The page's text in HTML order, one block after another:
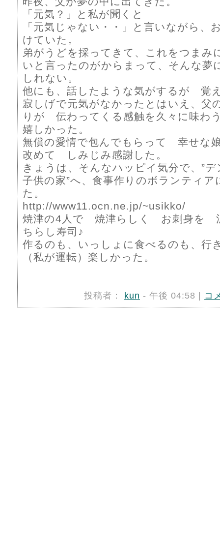
「元気？」と私が聞くと
「元気じゃない・・」と言いながら、
けていた。
弟がうどを採ってきて、これをつま
いと言ったのがからまって、そんな夢
しれない。
他にも、話したような気がするが 覚
寂しげで元気がなかったとはいえ、父
りが 伝わってくる感触を久々に味わ
嬉しかった。
無償の愛情で包んでもらって 幸せな
改めて しみじみ感謝した。
きょうは、そんなハッピイ気分で、”
子供の家”へ、食事作りのボランティ
た。
http://www11.ocn.ne.jp/~usikko/
焼津の4人で 焼津らしく お刺身を
ちらし寿司♪
作るのも、いっしょに食べるのも、行
（私が運転）楽しかった。
投稿者： kun - 午後 04:58 | コ